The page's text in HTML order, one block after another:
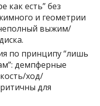
как есть” без
и геометрии
выжим/
по принципу “лишь
демпферные
ход/
для